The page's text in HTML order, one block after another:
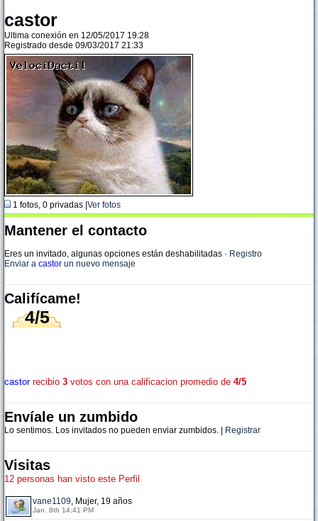
castor
Ultima conexión en 12/05/2017 19:28
Registrado desde 09/03/2017 21:33
1 fotos, 0 privadas | Ver fotos
Mantener el contacto
Eres un invitado, algunas opciones están deshabilitadas · Registro
Enviar a castor un nuevo mensaje
Califícame!
4/5
castorrecibio 3 votos con una calificacion promedio de 4/5
Envíale un zumbido
Lo sentimos. Los invitados no pueden enviar zumbidos. | Registrar
Visitas
12 personas han visto este Perfil
vane1109, Mujer, 19 años
Jan. 8th 14:41 PM